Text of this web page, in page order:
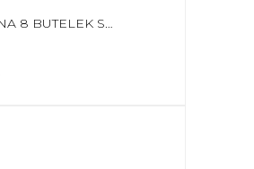
KOSZYK NA 8 BUTELEK SELECT 0572